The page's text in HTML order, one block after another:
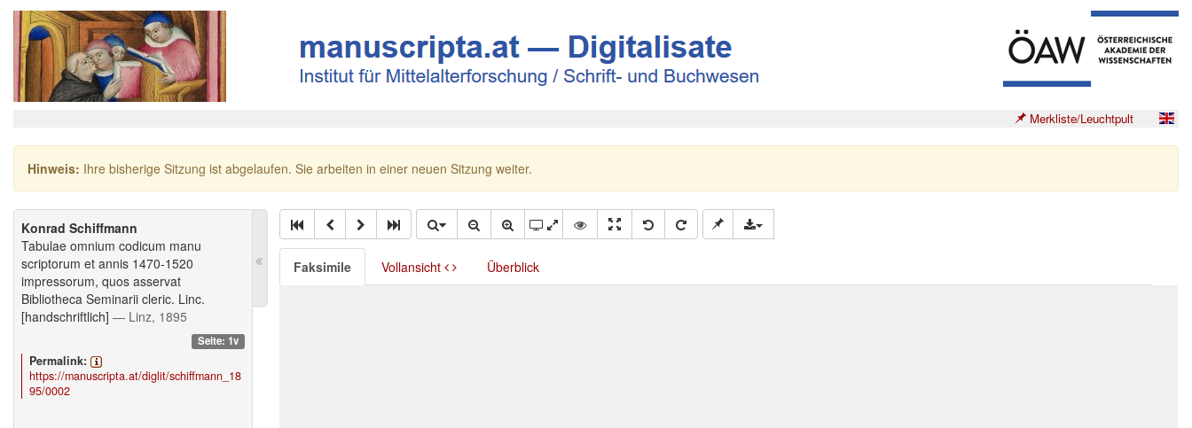
Merkliste/Leuchtpult
Hinweis: Ihre bisherige Sitzung ist abgelaufen. Sie arbeiten in einer neuen Sitzung weiter.
Konrad Schiffmann
Tabulae omnium codicum manu
scriptorum et annis 1470-1520
impressorum, quos asservat
Bibliotheca Seminarii cleric. Linc.
[handschriftlich] — Linz, 1895
Seite: 1v
Permalink:
https://manuscripta.at/diglit/schiffmann_18
95/0002
Faksimile Vollansicht Überblick